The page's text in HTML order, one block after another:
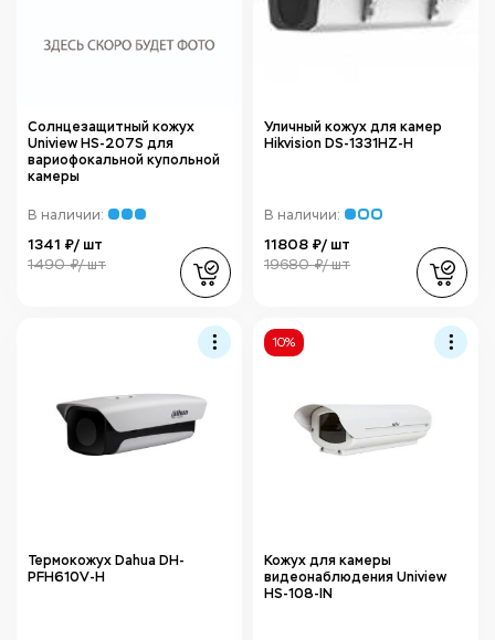
Солнцезащитный кожух
Uniview HS-207S для
вариофокальной купольной
камеры
В наличии:
1341 ₽/ шт
1490 ₽/ шт
Уличный кожух для камер
Hikvision DS-1331HZ-H
В наличии:
11808 ₽/ шт
19680 ₽/ шт
Термокожух Dahua DH-
PFH610V-H
10%
Кожух для камеры
видеонаблюдения Uniview
HS-108-IN